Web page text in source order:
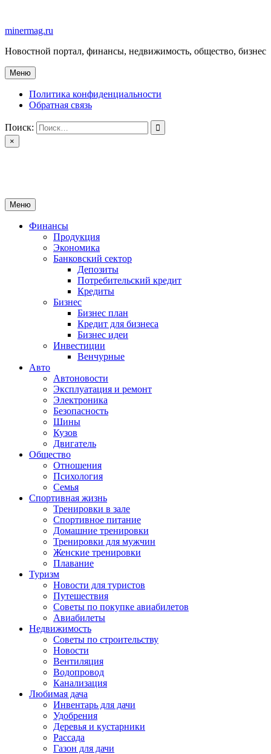
содержимому
minermag.ru
Новостной портал, финансы, недвижимость, общество, бизнес
Меню
Политика конфиденциальности
Обратная связь
Поиск:
×
Меню
Финансы
Продукция
Экономика
Банковский сектор
Депозиты
Потребительский кредит
Кредиты
Бизнес
Бизнес план
Кредит для бизнеса
Бизнес идеи
Инвестиции
Венчурные
Авто
Автоновости
Эксплуатация и ремонт
Электроника
Безопасность
Шины
Кузов
Двигатель
Общество
Отношения
Психология
Семья
Спортивная жизнь
Тренировки в зале
Спортивное питание
Домашние тренировки
Тренировки для мужчин
Женские тренировки
Плавание
Туризм
Новости для туристов
Путешествия
Советы по покупке авиабилетов
Авиабилеты
Недвижимость
Советы по строительству
Новости
Вентиляция
Водопровод
Канализация
Любимая дача
Инвентарь для дачи
Удобрения
Деревья и кустарники
Рассада
Газон для дачи